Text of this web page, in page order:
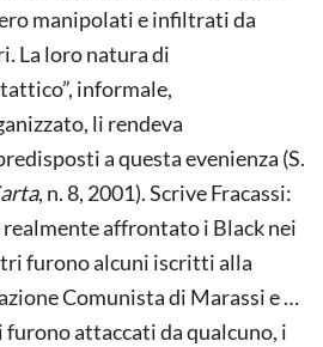
manipolati e infiltrati da
La loro natura di
informale,
li rendeva
a questa evenienza (S.
, n. 8, 2001). Scrive Fracassi:
realmente affrontato i Black nei
furono alcuni iscritti alla
Comunista di Marassi e …
furono attaccati da qualcuno, i